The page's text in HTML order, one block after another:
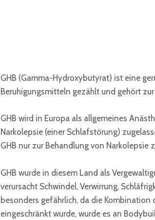
GHB (Gamma-Hydroxybutyrat) ist eine
Beruhigungsmitteln gezählt und gehört
GHB wird in Europa als allgemeines
Narkolepsie (einer Schlafstörung)
GHB nur zur Behandlung von
GHB wurde in diesem Land als
verursacht Schwindel, Verwirrung,
besonders gefährlich, da die Kombination
eingeschränkt wurde, wurde es an